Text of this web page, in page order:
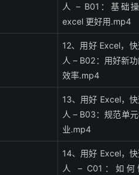
人 – B01：基础
excel 更好用.mp4
12、用好 Excel，
人 – B02：用好新
效率.mp4
13、用好 Excel，
人 – B03：规范单
业.mp4
14、用好 Excel，
人 – C01：如